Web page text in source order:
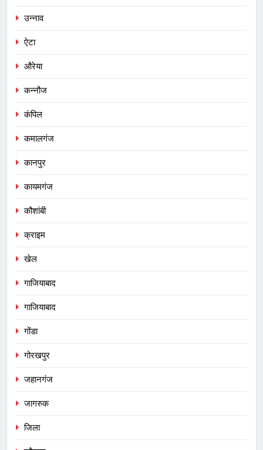
उन्नाव
ऐटा
औरेया
कन्नौज
कंपिल
कमालगंज
कानपुर
कायमगंज
कौशांबी
क्राइम
खेल
गाजियाबाद
गाजियाबाद
गोंडा
गोरखपुर
जहानगंज
जागरुक
जिला